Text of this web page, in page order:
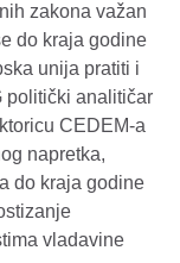
zakona važan
do kraja godine
unija pratiti i
politički analitičar
CEDEM-a
napretka,
do kraja godine
vladavine